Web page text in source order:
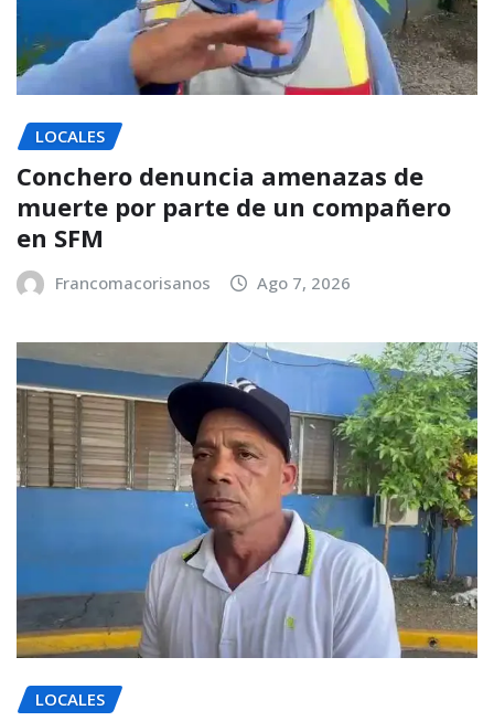
LOCALES
Conchero denuncia amenazas de
muerte por parte de un compañero
en SFM
Francomacorisanos Ago 7, 2026
LOCALES